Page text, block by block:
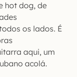
hot dog, de
os lados. É
aqui, um
acolá.